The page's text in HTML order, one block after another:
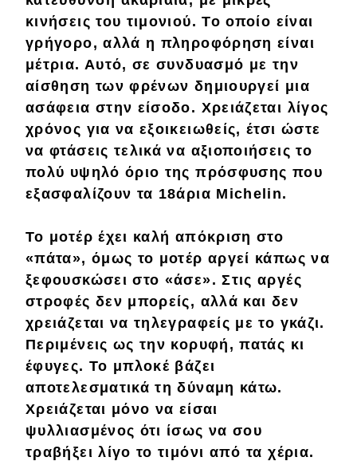
κινήσεις του τιμονιού. Το οποίο είναι
γρήγορο, αλλά η πληροφόρηση είναι
μέτρια. Αυτό, σε συνδυασμό με την
αίσθηση των φρένων δημιουργεί μια
ασάφεια στην είσοδο. Χρειάζεται λίγος
χρόνος για ναεξοικειωθείς, έτσι ώστε
να φτάσεις τελικά να αξιοποιήσεις το
πολύ υψηλό όριο της πρόσφυσης που
εξασφαλίζουν τα 18άρια Michelin.
Το μοτέρ έχει καλή απόκριση στο
«πάτα», όμως το μοτέρ αργεί κάπως να
ξεφουσκώσει στο «άσε». Στις αργές
στροφές δεν μπορείς, αλλά και δεν
χρειάζεται να τηλεγραφείς με το γκάζι.
Περιμένεις ως την κορυφή , πατάς κι
έφυγες. Το μπλοκέ βάζει
αποτελεσματικά τη δύναμη κάτω.
Χρειάζεται μόνο να είσαι
ψυλλιασμένος ότι ίσως να σου
τραβήξει λίγο το τιμόνι από τα χέρια.